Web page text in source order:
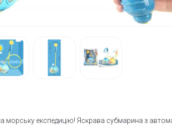
морську експедицію! Яскрава субмарина з